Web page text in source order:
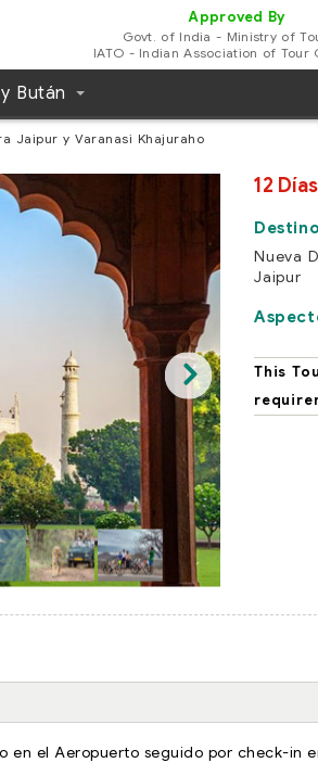
Approved By
Govt. of India - Ministry of
IATO - Indian Association of Tour
Bután
Jaipur y Varanasi Khajuraho
12 Días
Nueva
Jaipur
This
en el Aeropuerto seguido por check-in